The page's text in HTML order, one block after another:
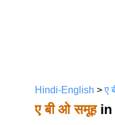
Hindi-English >ए
ए बी ओ समूहin